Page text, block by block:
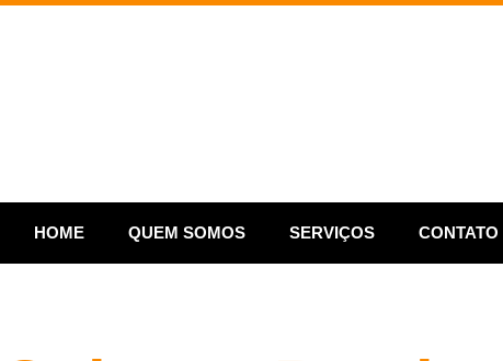
HOME QUEM SOMOS SERVIÇOS CONTATO